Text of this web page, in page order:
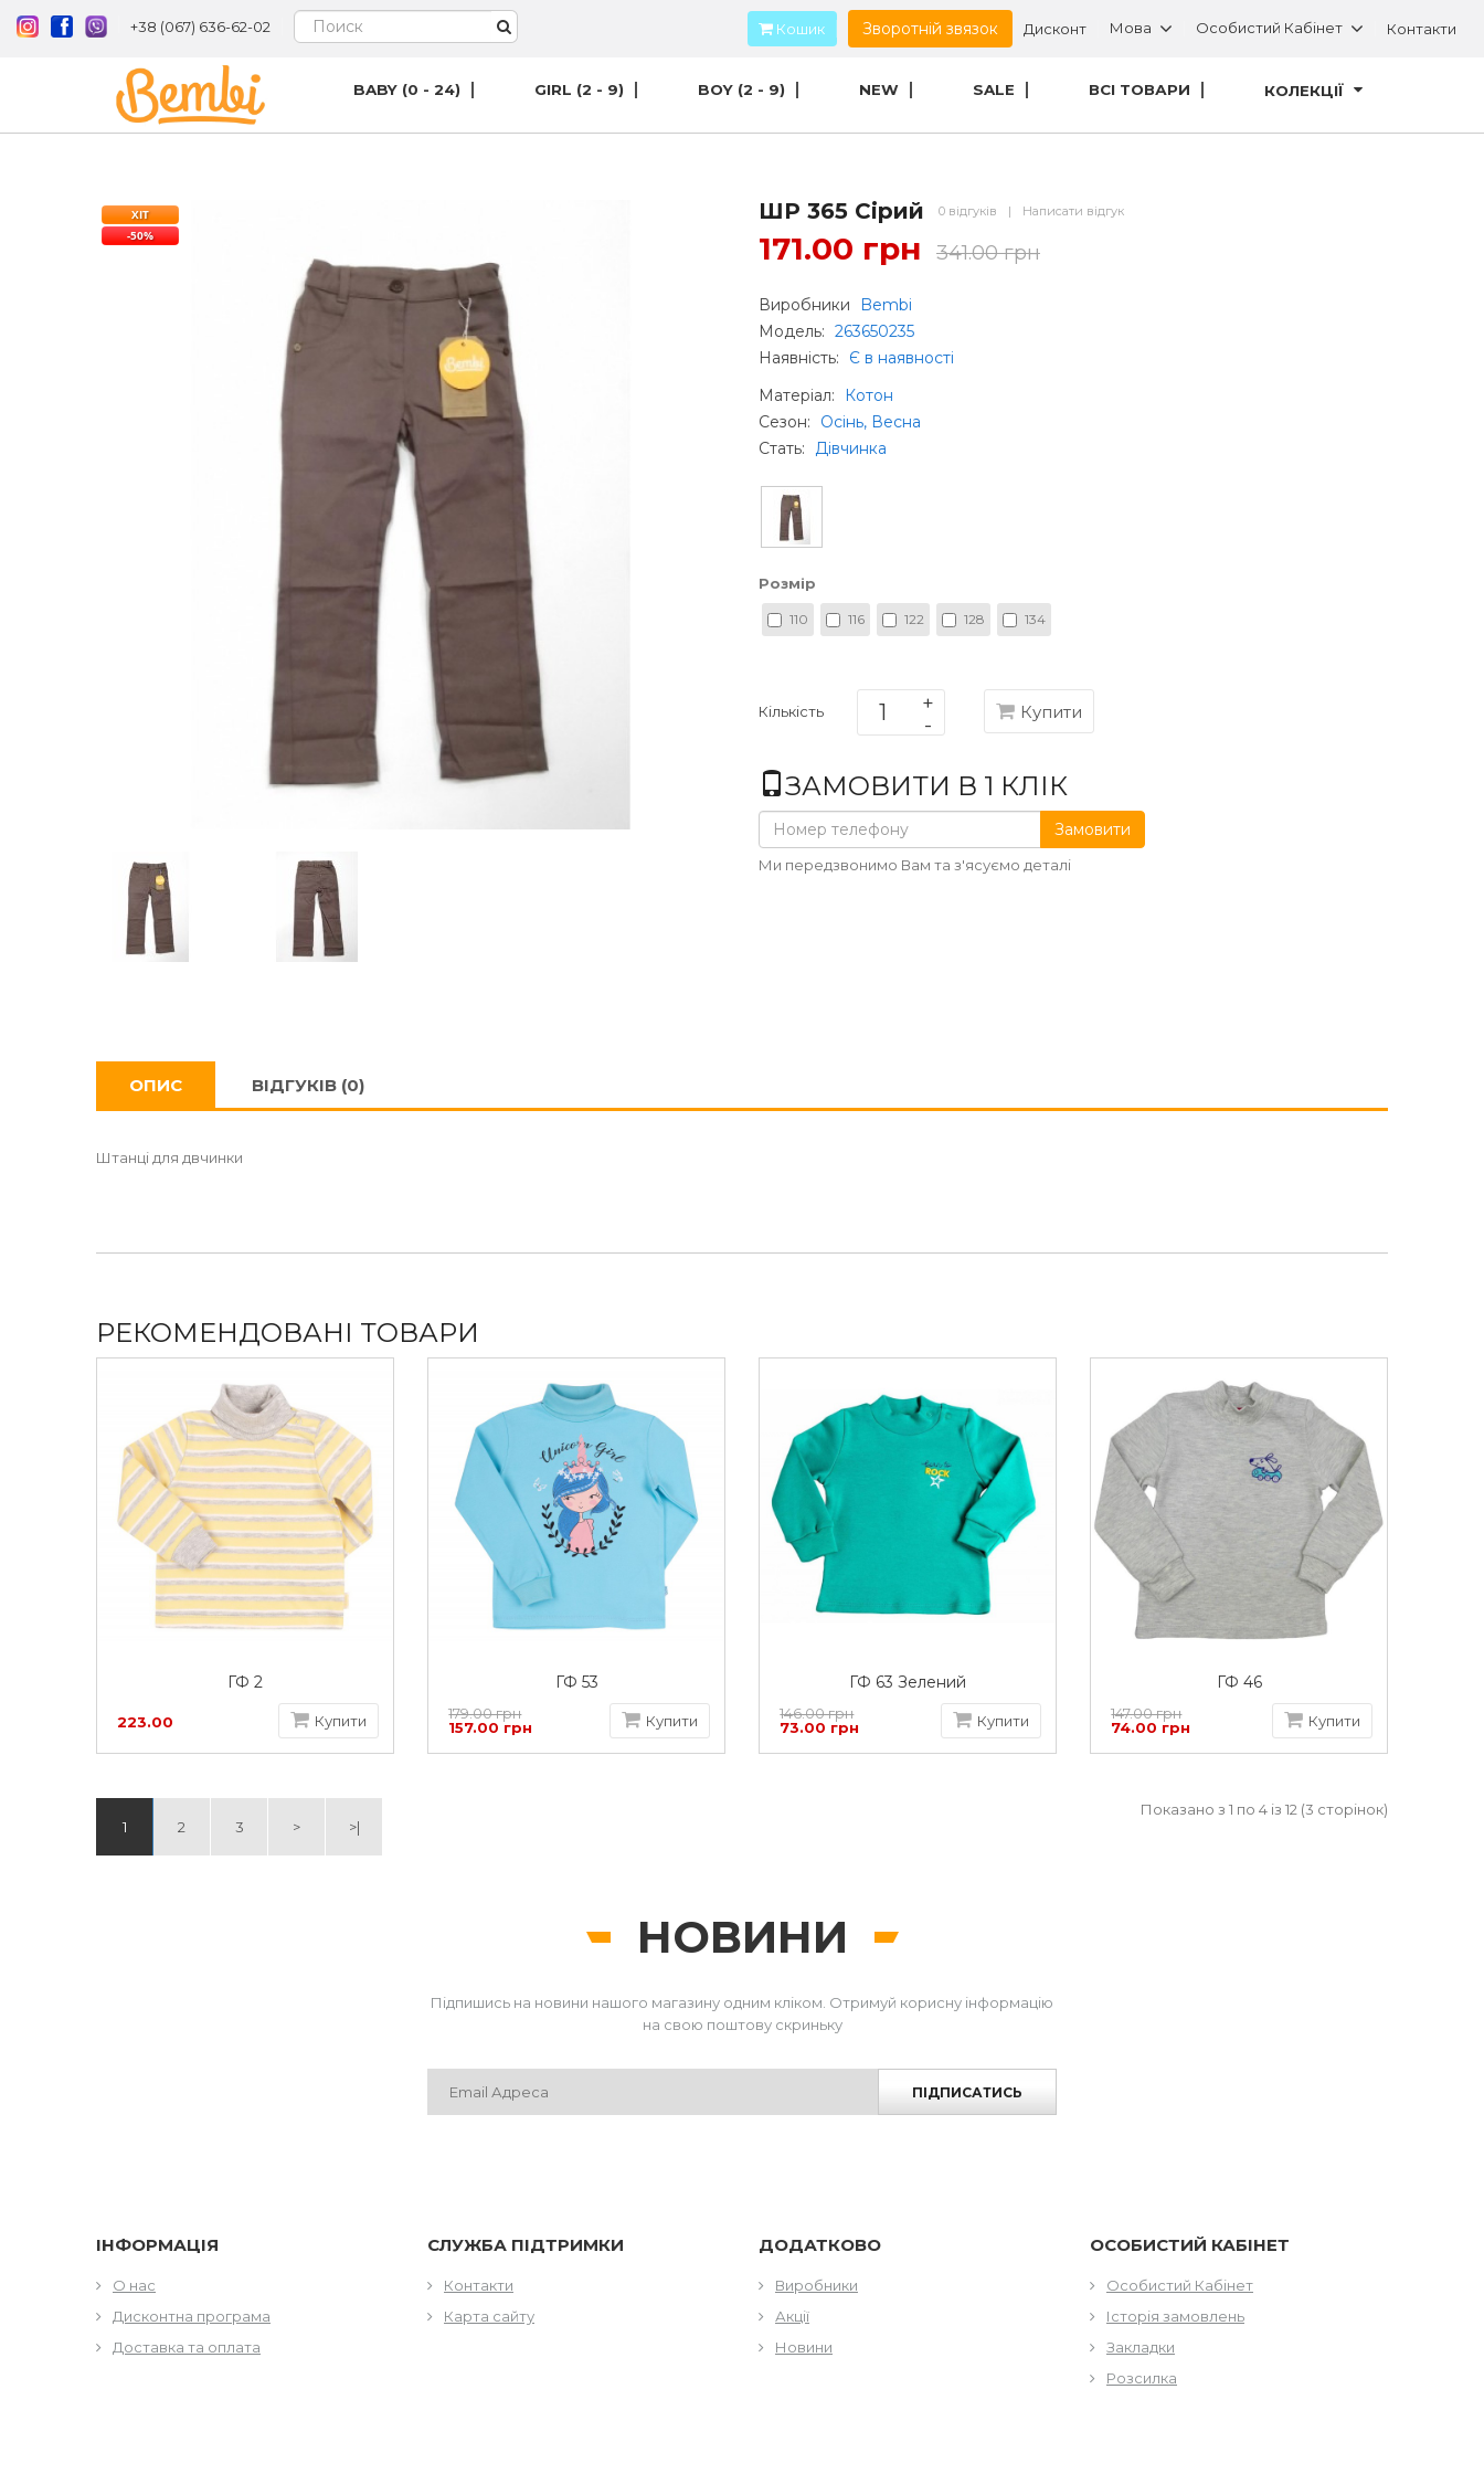
+38 (067) 636-62-02 Кошик Зворотній звязок Дисконт Мова Особистий Кабінет Контакти
BABY (0 - 24) GIRL (2 - 9) BOY (2 - 9) NEW SALE ВСІ ТОВАРИ КОЛЕКЦІЇ
ХІТ
-50%
ШР 365 Сірий 0 відгуків | Написати відгук
171.00 грн 341.00 грн
Виробники
Bembi
Модель: 263650235
Наявність:
Є в наявності
Матеріал:
Котон
Сезон:
Осінь, Весна
Стать: Дівчинка
Розмір
110 116 122 128 134
Кількість Купити
ЗАМОВИТИ В 1 КЛІК
Замовити
Ми передзвонимо Вам та з'ясуємо деталі
ОПИС ВІДГУКІВ (0)
Штанці для двчинки
РЕКОМЕНДОВАНІ ТОВАРИ
ГФ 2
223.00 Купити
ГФ 53
179.00 грн
157.00 грн
Купити
ГФ 63 Зелений
146.00 грн
73.00 грн
Купити
ГФ 46
147.00 грн
74.00 грн
Купити
1 2 3 > >|
Показано з 1 по 4 із 12 (3 сторінок)
НОВИНИ
Підпишись на новини нашого магазину одним кліком. Отримуй корисну інформацію
на свою поштову скриньку
ПІДПИСАТИСЬ
ІНФОРМАЦІЯ
О нас
Дисконтна програма
Доставка та оплата
СЛУЖБА ПІДТРИМКИ
Контакти
Карта сайту
ДОДАТКОВО
Виробники
Акції
Новини
ОСОБИСТИЙ КАБІНЕТ
Особистий Кабінет
Історія замовлень
Закладки
Розсилка